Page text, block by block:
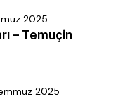
2025
– Temuçin
2025